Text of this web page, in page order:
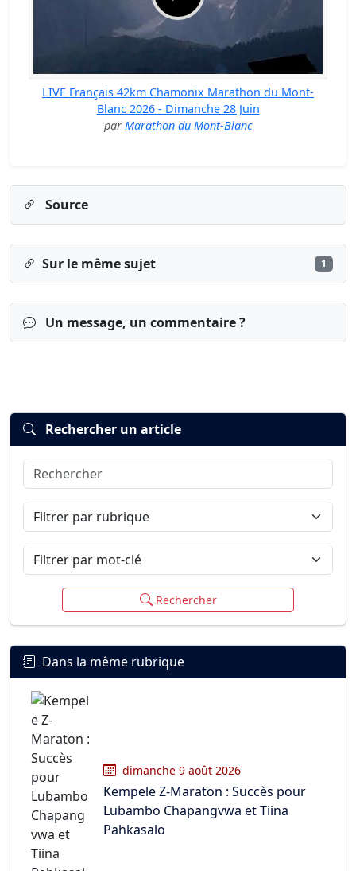
LIVE Français 42km Chamonix Marathon du Mont-
Blanc 2026 - Dimanche 28 Juin
par Marathon du Mont-Blanc
Source
Sur le même sujet 1
Un message, un commentaire ?
Connexion
Rechercher un article
Rechercher
Filtrer par rubrique
Filtrer par mot-clé
Rechercher
Dans la même rubrique
dimanche 9 août 2026
Kempele Z-Maraton : Succès pour
Lubambo Chapangvwa et Tiina
Pahkasalo